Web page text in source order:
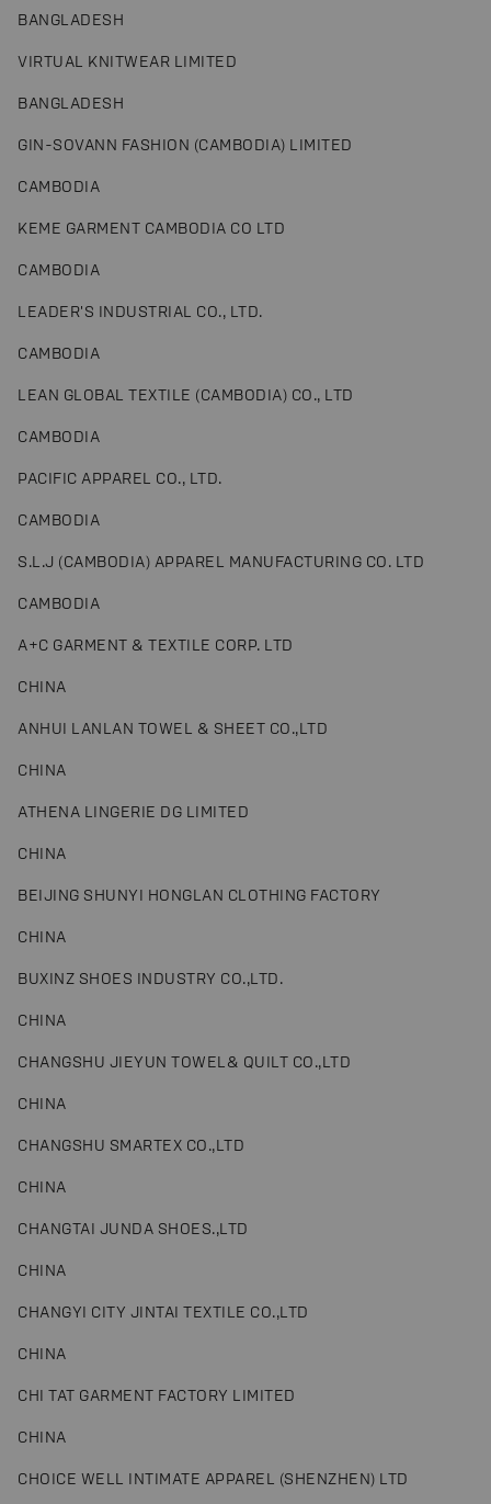
BANGLADESH
VIRTUAL KNITWEAR LIMITED
BANGLADESH
GIN-SOVANN FASHION (CAMBODIA) LIMITED
CAMBODIA
KEME GARMENT CAMBODIA CO LTD
CAMBODIA
LEADER'S INDUSTRIAL CO., LTD.
CAMBODIA
LEAN GLOBAL TEXTILE (CAMBODIA) CO., LTD
CAMBODIA
PACIFIC APPAREL CO., LTD.
CAMBODIA
S.L.J (CAMBODIA) APPAREL MANUFACTURING CO. LTD
CAMBODIA
A+C GARMENT & TEXTILE CORP. LTD
CHINA
ANHUI LANLAN TOWEL & SHEET CO.,LTD
CHINA
ATHENA LINGERIE DG LIMITED
CHINA
BEIJING SHUNYI HONGLAN CLOTHING FACTORY
CHINA
BUXINZ SHOES INDUSTRY CO.,LTD.
CHINA
CHANGSHU JIEYUN TOWEL& QUILT CO.,LTD
CHINA
CHANGSHU SMARTEX CO.,LTD
CHINA
CHANGTAI JUNDA SHOES.,LTD
CHINA
CHANGYI CITY JINTAI TEXTILE CO.,LTD
CHINA
CHI TAT GARMENT FACTORY LIMITED
CHINA
CHOICE WELL INTIMATE APPAREL (SHENZHEN) LTD